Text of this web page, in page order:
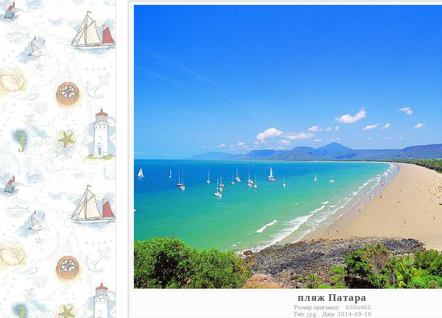
пляж Патара
Розмір оригіналу: 650x465
Тип: jpg Дата: 2014-09-10